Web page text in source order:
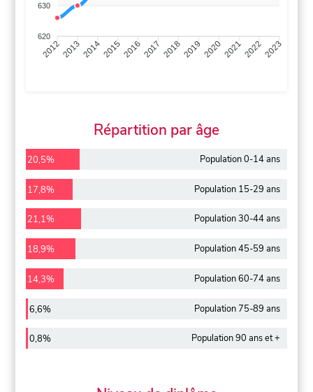
630
620
201220132014201520162017 20182019 2020202120222023
Répartition par âge
20,5% Population 0-14 ans
17,8% Population 15-29 ans
21,1% Population 30-44 ans
18,9% Population 45-59 ans
14,3% Population 60-74 ans
6,6% Population 75-89 ans
0,8% Population 90 ans et +